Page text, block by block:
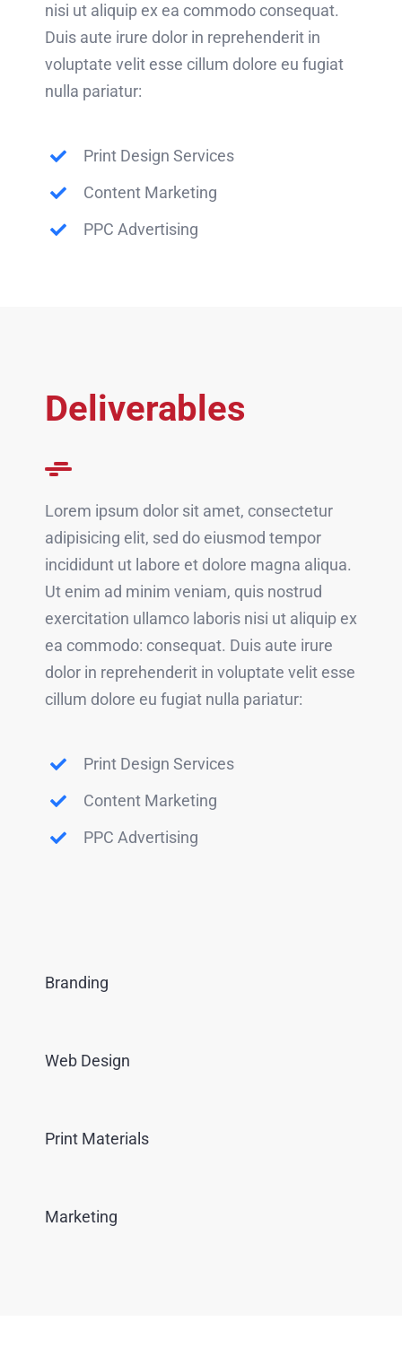
nisi ut aliquip ex ea commodo consequat.
Duis aute irure dolor in reprehenderit in
voluptate velit esse cillum dolore eu fugiat
nulla pariatur:
Print Design Services
Content Marketing
PPC Advertising
Deliverables
Lorem ipsum dolor sit amet, consectetur
adipisicing elit, sed do eiusmod tempor
incididunt ut labore et dolore magna aliqua.
Ut enim ad minim veniam, quis nostrud
exercitation ullamco laboris nisi ut aliquip ex
ea commodo: consequat. Duis aute irure
dolor in reprehenderit in voluptate velit esse
cillum dolore eu fugiat nulla pariatur:
Print Design Services
Content Marketing
PPC Advertising
Branding
Web Design
Print Materials
Marketing